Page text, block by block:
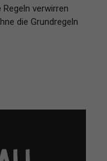
verwirren
die Grundregeln